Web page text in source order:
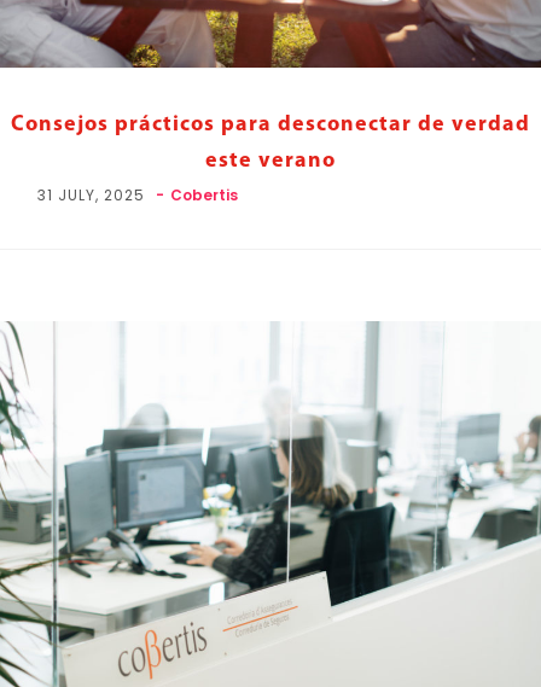
Consejos prácticos para desconectar de verdad
este verano
31 JULY, 2025 Cobertis